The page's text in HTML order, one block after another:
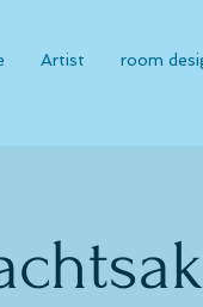
Artist room